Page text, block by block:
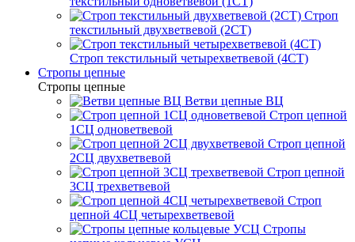
Строп
текстильный двухветвевой (2СТ)
Строп текстильный четырехветвевой (4СТ)
Стропы цепные
Стропы цепные
Ветви цепные ВЦ
Строп цепной
1СЦ одноветвевой
Строп цепной
2СЦ двухветвевой
Строп цепной
3СЦ трехветвевой
Строп
цепной 4СЦ четырехветвевой
Стропы